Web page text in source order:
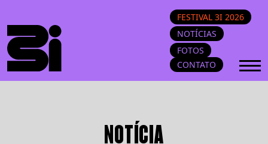
FESTIVAL 3I 2026
NOTÍCIAS
FOTOS
CONTATO
NOTÍCIA